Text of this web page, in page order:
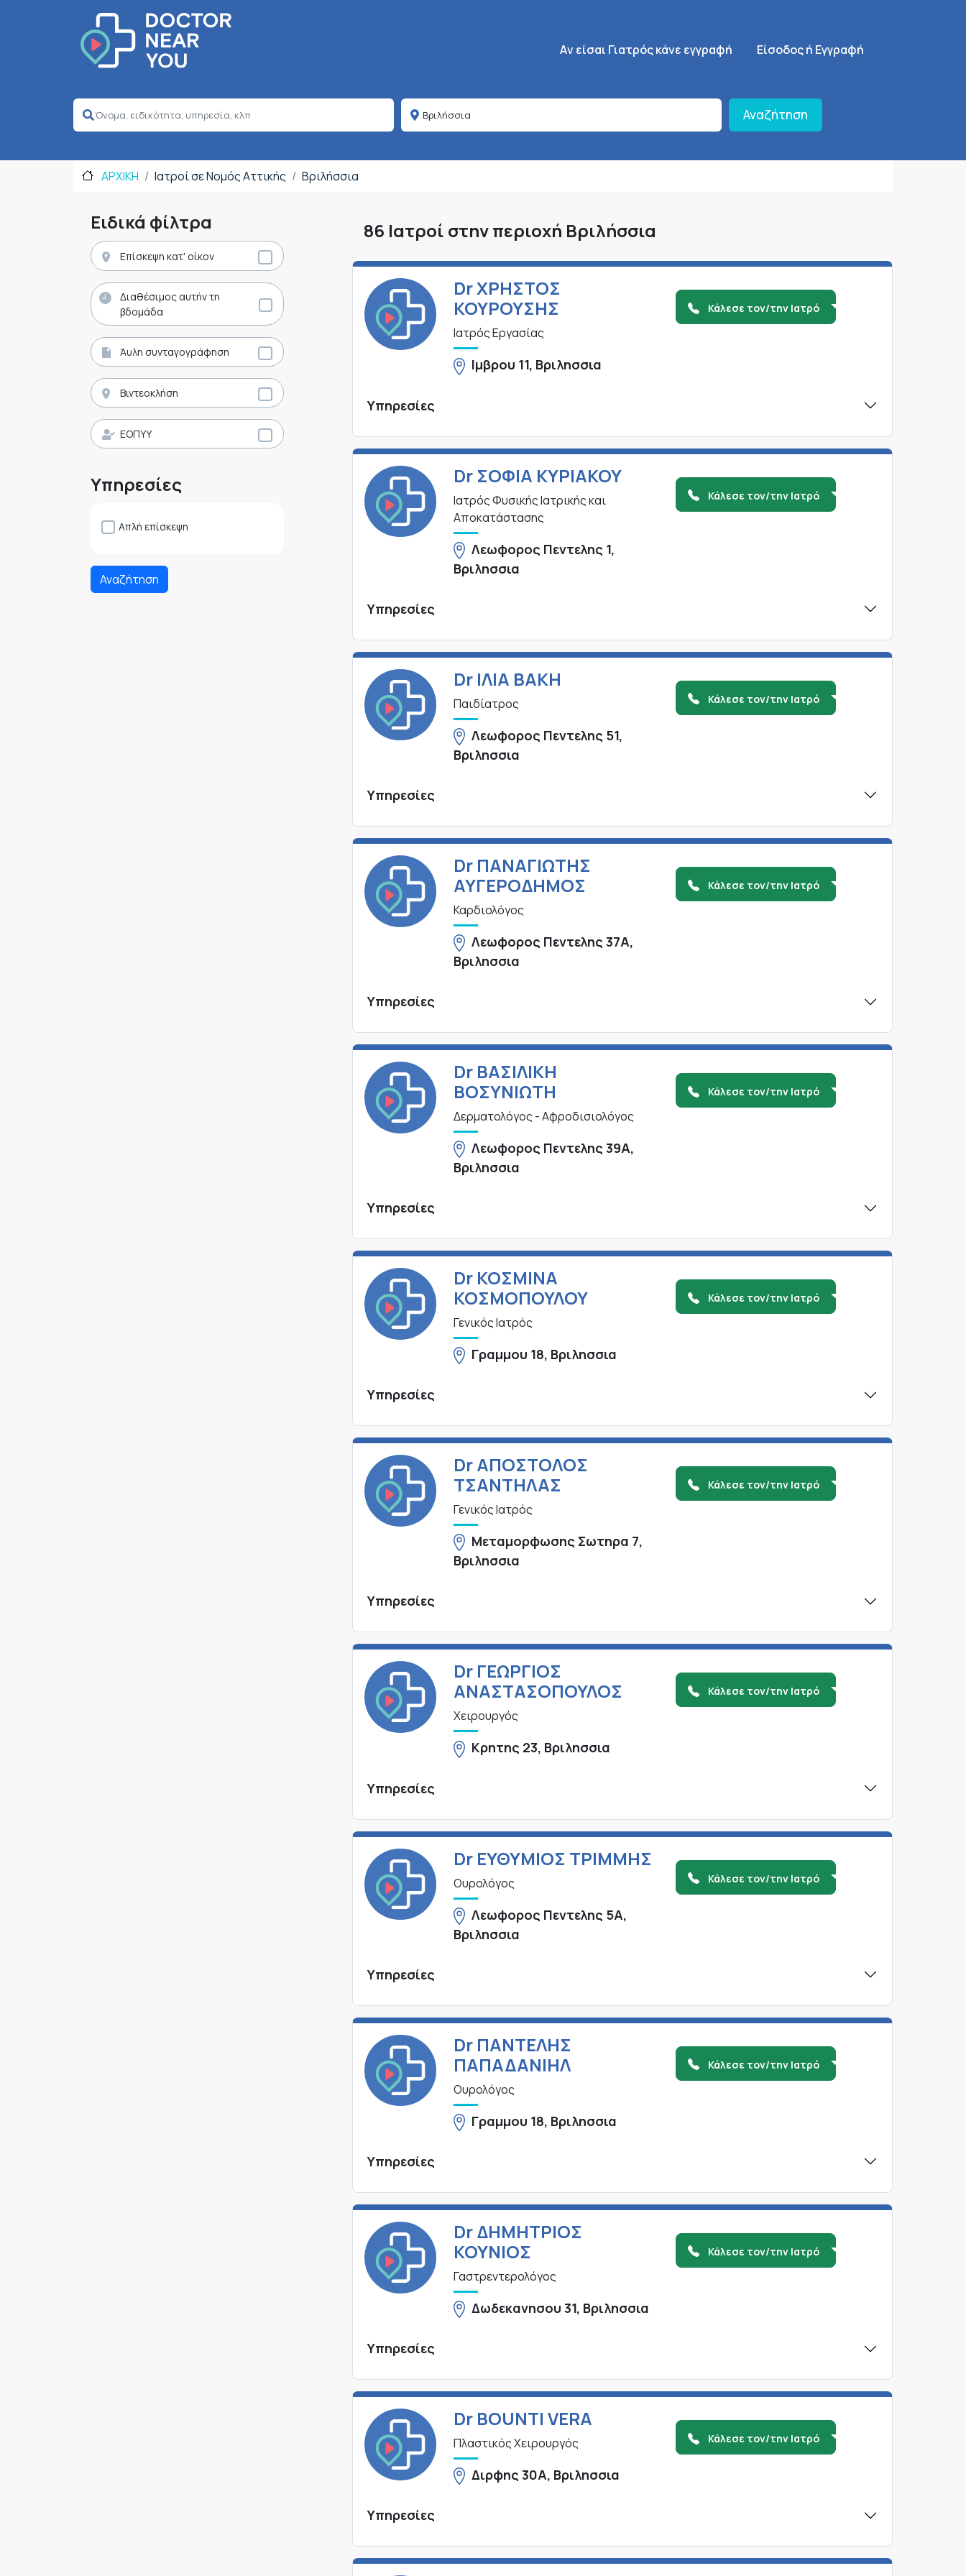
Κεντρική πλοήγηση
Aν είσαι Γιατρός κάνε εγγραφή SignUp Menu
Είσοδος ή Εγγραφή
Αναζήτηση
ΑΡΧΙΚΗ Ιατροί σε Νομός Αττικής Βριλήσσια
Ειδικά φίλτρα
Επίσκεψη κατ' οίκον
Διαθέσιμος αυτήν τη
βδομάδα
Άυλη συνταγογράφηση
Βιντεοκλήση
ΕΟΠΥΥ
Υπηρεσίες
Απλή επίσκεψη
Αναζήτηση
86 Ιατροί στην περιοχή Βριλήσσια
Dr ΧΡΗΣΤΟΣ
ΚΟΥΡΟΥΣΗΣ
Ιατρός Εργασίας
Ιμβρου 11, Βριλησσια
Κάλεσε τον/την Ιατρό
Υπηρεσίες
Dr ΣΟΦΙΑ ΚΥΡΙΑΚΟΥ
Ιατρός Φυσικής Ιατρικής και
Αποκατάστασης
Λεωφορος Πεντελης 1,
Βριλησσια
Κάλεσε τον/την Ιατρό
Υπηρεσίες
Dr ΙΛΙΑ ΒΑΚΗ
Παιδίατρος
Λεωφορος Πεντελης 51,
Βριλησσια
Κάλεσε τον/την Ιατρό
Υπηρεσίες
Dr ΠΑΝΑΓΙΩΤΗΣ
ΑΥΓΕΡΟΔΗΜΟΣ
Καρδιολόγος
Λεωφορος Πεντελης 37Α,
Βριλησσια
Κάλεσε τον/την Ιατρό
Υπηρεσίες
Dr ΒΑΣΙΛΙΚΗ
ΒΟΣΥΝΙΩΤΗ
Δερματολόγος - Αφροδισιολόγος
Λεωφορος Πεντελης 39Α,
Βριλησσια
Κάλεσε τον/την Ιατρό
Υπηρεσίες
Dr ΚΟΣΜΙΝΑ
ΚΟΣΜΟΠΟΥΛΟΥ
Γενικός Ιατρός
Γραμμου 18, Βριλησσια
Κάλεσε τον/την Ιατρό
Υπηρεσίες
Dr ΑΠΟΣΤΟΛΟΣ
ΤΣΑΝΤΗΛΑΣ
Γενικός Ιατρός
Μεταμορφωσης Σωτηρα 7,
Βριλησσια
Κάλεσε τον/την Ιατρό
Υπηρεσίες
Dr ΓΕΩΡΓΙΟΣ
ΑΝΑΣΤΑΣΟΠΟΥΛΟΣ
Χειρουργός
Κρητης 23, Βριλησσια
Κάλεσε τον/την Ιατρό
Υπηρεσίες
Dr ΕΥΘΥΜΙΟΣ ΤΡΙΜΜΗΣ
Ουρολόγος
Λεωφορος Πεντελης 5Α,
Βριλησσια
Κάλεσε τον/την Ιατρό
Υπηρεσίες
Dr ΠΑΝΤΕΛΗΣ
ΠΑΠΑΔΑΝΙΗΛ
Ουρολόγος
Γραμμου 18, Βριλησσια
Κάλεσε τον/την Ιατρό
Υπηρεσίες
Dr ΔΗΜΗΤΡΙΟΣ
ΚΟΥΝΙΟΣ
Γαστρεντερολόγος
Δωδεκανησου 31, Βριλησσια
Κάλεσε τον/την Ιατρό
Υπηρεσίες
Dr BOUNTI VERA
Πλαστικός Χειρουργός
Διρφης 30Α, Βριλησσια
Κάλεσε τον/την Ιατρό
Υπηρεσίες